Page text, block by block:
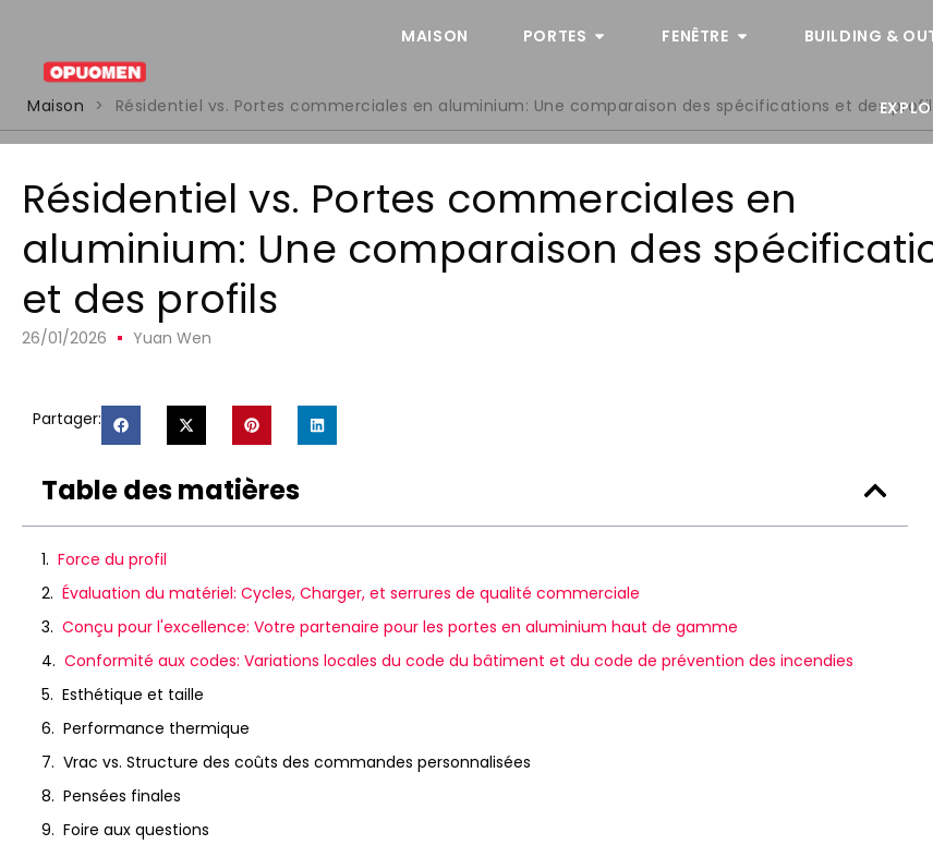
MAISON PORTES FENÊTRE BUILDING &
Maison
> Résidentiel vs. Portes commerciales en aluminium: Une comparaison des spécifications et des
Résidentiel vs. Portes commerciales en
aluminium: Une comparaison des
et des profils
26/01/2026 Yuan Wen
Partager:
Table des matières
Force du profil
Évaluation du matériel: Cycles, Charger, et serrures de qualité commerciale
Conçu pour l'excellence: Votre partenaire pour les portes en aluminium haut de gamme
Conformité aux codes: Variations locales du code du bâtiment et du code de prévention des incendies
Esthétique et taille
Performance thermique
Vrac vs. Structure des coûts des commandes personnalisées
Pensées finales
Foire aux questions